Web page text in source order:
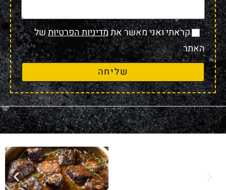
קראתי ואני מאשר אתמדיניות הפרטיותשל
האתר
שליחה